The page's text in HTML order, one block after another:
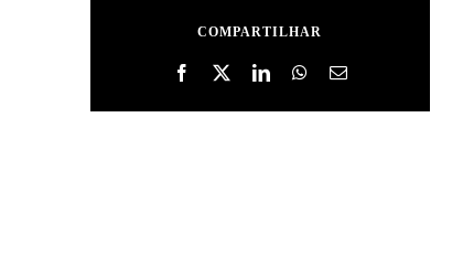
COMPARTILHAR